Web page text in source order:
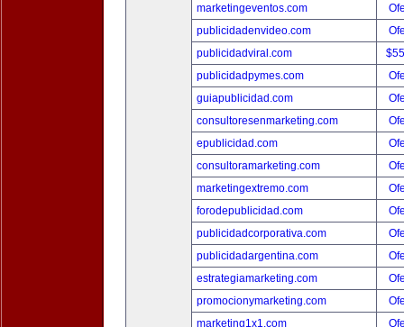
marketingeventos.com
publicidadenvideo.com
publicidadviral.com
publicidadpymes.com
guiapublicidad.com
consultoresenmarketing.com
epublicidad.com
consultoramarketing.com
marketingextremo.com
forodepublicidad.com
publicidadcorporativa.com
publicidadargentina.com
estrategiamarketing.com
promocionymarketing.com
marketing1x1.com